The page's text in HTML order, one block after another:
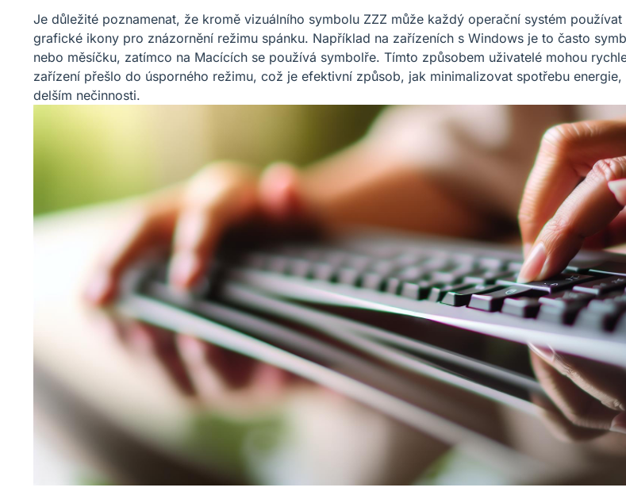
Je důležité poznamenat, že kromě vizuálního symbolu ZZZ může každý operační systém používat
grafické ikony pro znázornění režimu spánku. Například na zařízeních s Windows je to často
nebo měsíčku, zatímco na Macících se používá symbolře. Tímto způsobem uživatelé mohou
zařízení přešlo do úsporného režimu, což je efektivní způsob, jak minimalizovat spotřebu energie,
delším nečinnosti.